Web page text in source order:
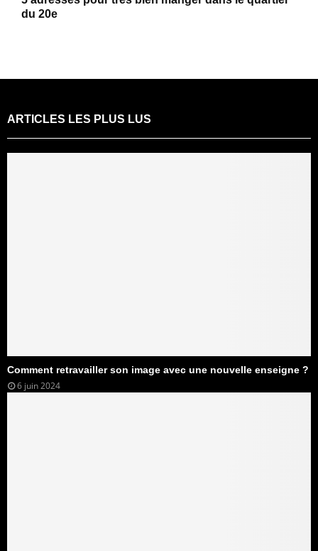
du 20e
ARTICLES LES PLUS LUS
Comment retravailler son image avec une nouvelle enseigne ?
6 juin 2024